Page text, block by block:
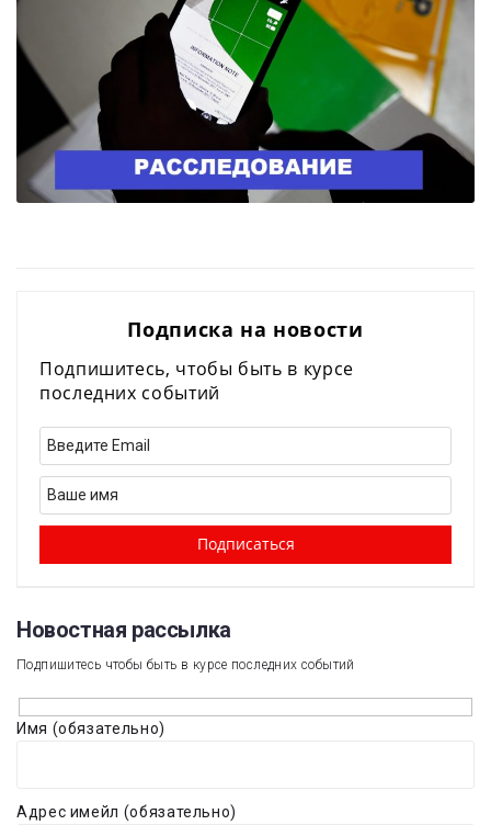
Подписка на новости
Подпишитесь, чтобы быть в курсе
последних событий
Новостная рассылка​
Подпишитесь чтобы быть в курсе последних событий
Имя (обязательно)
Адрес имейл (обязательно)